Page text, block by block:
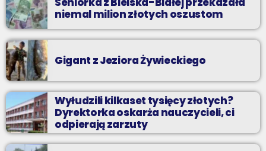
niemal milion złotych oszustom
Gigant z Jeziora Żywieckiego
Wyłudzili kilkaset tysięcy złotych?
Dyrektorka oskarża nauczycieli, ci
odpierają zarzuty